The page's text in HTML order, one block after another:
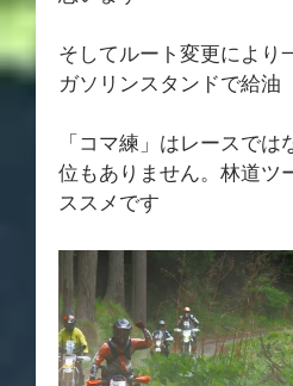
そしてルート変更により
ガソリンスタンドで給油
「コマ練」はレースで
位もありません。林道ツ
ススメです